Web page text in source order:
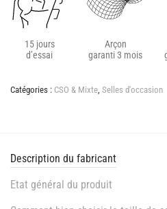
15 jours
d’essai
Arçon
garanti 3 mois
Catégories : CSO & Mixte Selles d'occasion
Description du fabricant
Etat général du produit